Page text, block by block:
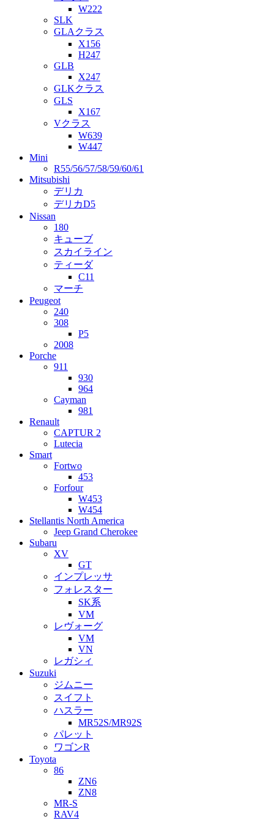
W222
SLK
GLAクラス
X156
H247
GLB
X247
GLKクラス
GLS
X167
Vクラス
W639
W447
Mini
R55/56/57/58/59/60/61
Mitsubishi
デリカ
デリカD5
Nissan
180
キューブ
スカイライン
ティーダ
C11
マーチ
Peugeot
240
308
P5
2008
Porche
911
930
964
Cayman
981
Renault
CAPTUR 2
Lutecia
Smart
Fortwo
453
Forfour
W453
W454
Stellantis North America
Jeep Grand Cherokee
Subaru
XV
GT
インプレッサ
フォレスター
SK系
VM
レヴォーグ
VM
VN
レガシィ
Suzuki
ジムニー
スイフト
ハスラー
MR52S/MR92S
パレット
ワゴンR
Toyota
86
ZN6
ZN8
MR-S
RAV4